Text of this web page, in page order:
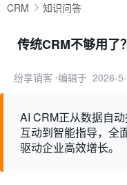
CRM 知识问答
传统CRM不够用了
纷享销客 ⋅编辑于 2026-
AI CRM正从数据自
互动到智能指导，全
驱动企业高效增长。